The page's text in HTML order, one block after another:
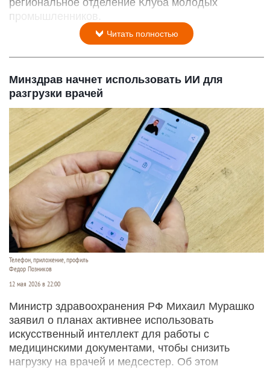
региональное отделение Клуба молодых
промышленников.
Читать полностью
Минздрав начнет использовать ИИ для
разгрузки врачей
Телефон, приложение, профиль
Федор Позников
12 мая 2026 в 22:00
Министр здравоохранения РФ Михаил Мурашко
заявил о планах активнее использовать
искусственный интеллект для работы с
медицинскими документами, чтобы снизить
нагрузку на врачей и медсестер. Об этом